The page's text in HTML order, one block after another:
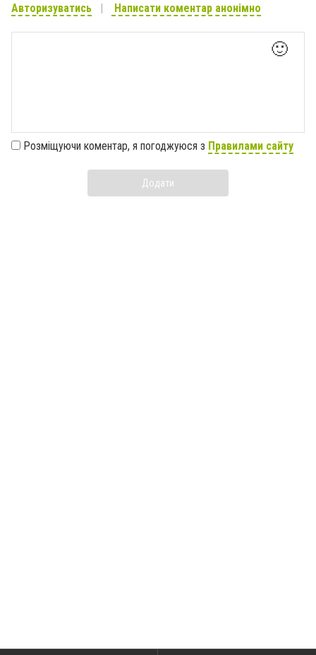
Авторизуватись Написати коментар анонімно
🙂
Розміщуючи коментар, я погоджуюся з Правилами сайту
Додати